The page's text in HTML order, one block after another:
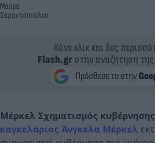
Μαύρα
Σαραντοπούλου
Κάνε κλικ και δες
Flash.grστην αναζήτηση της
Μέρκελ Σχηματισμός
καγκελάριος Άνγκελα Μέρκελ